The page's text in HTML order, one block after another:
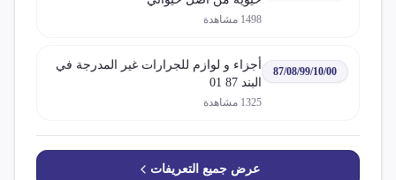
1498 مشاهدة
87/08/99/10/00
أجزاء و لوازم للجرارات غير المدرجة في
البند 87 01
1325 مشاهدة
عرض جميع التعريفات